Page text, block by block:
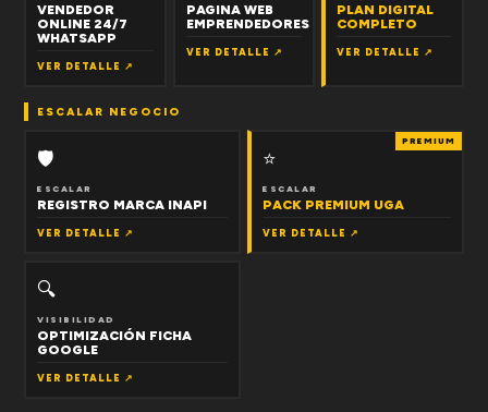
VENDEDOR
ONLINE 24/7
WHATSAPP
VER DETALLE ↗
PAGINA WEB
EMPRENDEDORES
VER DETALLE ↗
PLAN DIGITAL
COMPLETO
VER DETALLE ↗
ESCALAR NEGOCIO
🛡
ESCALAR
REGISTRO MARCA INAPI
VER DETALLE ↗
PREMIUM
⭐
ESCALAR
PACK PREMIUM UGA
VER DETALLE ↗
🔍
VISIBILIDAD
OPTIMIZACIÓN FICHA
GOOGLE
VER DETALLE ↗